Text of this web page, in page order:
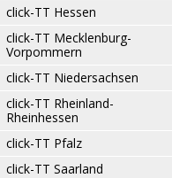
click-TT Hessen
click-TT Mecklenburg-
Vorpommern
click-TT Niedersachsen
click-TT Rheinland-
Rheinhessen
click-TT Pfalz
click-TT Saarland